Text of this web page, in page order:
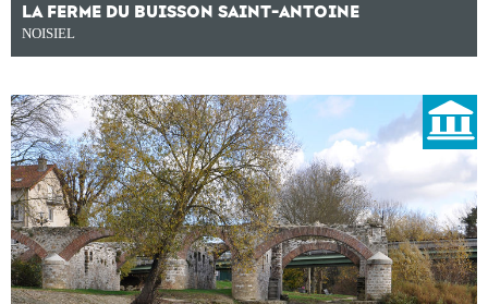
LA FERME DU BUISSON SAINT-ANTOINE
NOISIEL